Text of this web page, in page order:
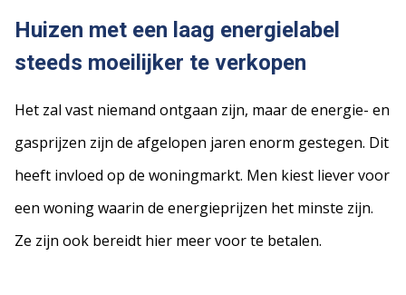
Huizen met een laag energielabel
steeds moeilijker te verkopen
Het zal vast niemand ontgaan zijn, maar de energie- en
gasprijzen zijn de afgelopen jaren enorm gestegen. Dit
heeft invloed op de woningmarkt. Men kiest liever voor
een woning waarin de energieprijzen het minste zijn.
Ze zijn ook bereidt hier meer voor te betalen.